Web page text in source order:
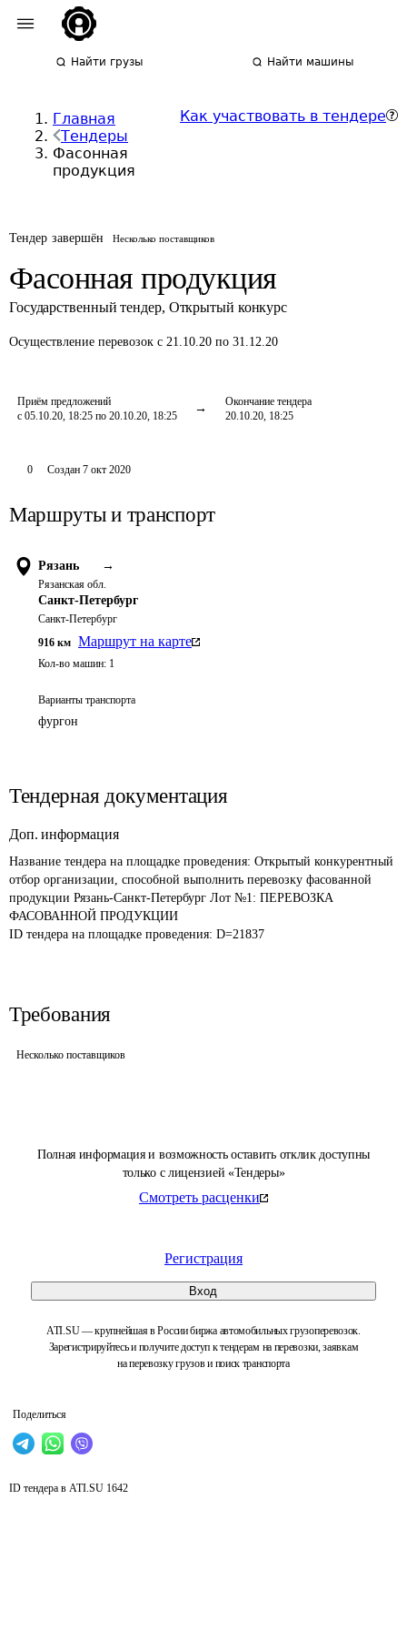
Найти грузы Найти машины
Главная
Тендеры
Фасонная
продукция
Как участвовать в тендере
Тендер завершён Несколько поставщиков
Фасонная продукция
Государственный тендер, Открытый конкурс
Осуществление перевозок с 21.10.20 по 31.12.20
Приём предложений
с 05.10.20, 18:25 по 20.10.20, 18:25
Окончание тендера
20.10.20, 18:25
Полная информация и возможность оставить отклик доступны
только с лицензией «Тендеры»
Смотреть расценки
Регистрация
Вход
ATI.SU — крупнейшая в России биржа автомобильных грузоперевозок.
Зарегистрируйтесь и получите доступ к тендерам на перевозки, заявкам
на перевозку грузов и поиск транспорта
Поделиться
0 Создан 7 окт 2020
Маршруты и транспорт
Рязань →
Рязанская обл.
Санкт-Петербург
Санкт-Петербург
916 км Маршрут на карте
Кол-во машин: 1
Варианты транспорта
фургон
Тендерная документация
Доп. информация
Название тендера на площадке проведения: Открытый конкурентный
отбор организации, способной выполнить перевозку фасованной
продукции Рязань-Санкт-Петербург Лот №1: ПЕРЕВОЗКА
ФАСОВАННОЙ ПРОДУКЦИИ
ID тендера на площадке проведения: D=21837
Требования
Несколько поставщиков
ID тендера в ATI.SU 1642